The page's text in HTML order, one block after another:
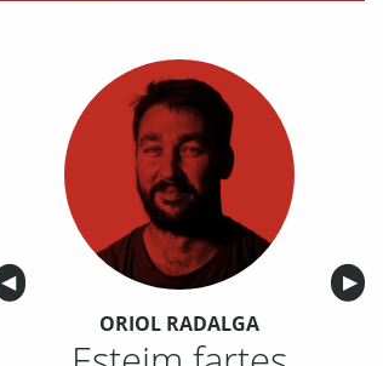
Anterior
◀︎ ▶︎
ORIOL RADALGA